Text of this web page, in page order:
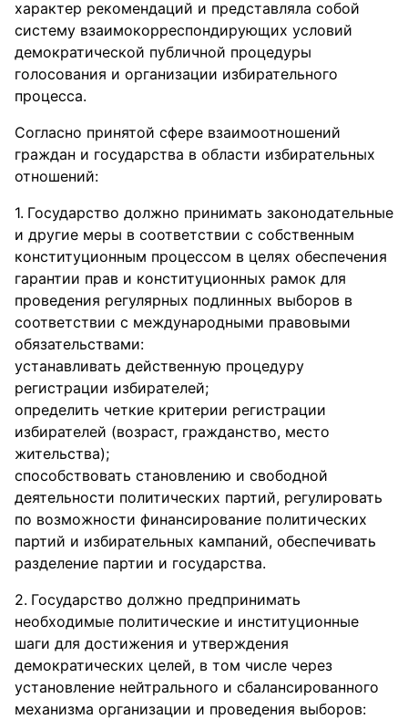
характер рекомендаций и представляла собой
систему взаимокорреспондирующих условий
демократической публичной процедуры
голосования и организации избирательного
процесса.
Согласно принятой сфере взаимоотношений
граждан и государства в области избирательных
отношений:
Государство должно принимать законодательные
и другие меры в соответствии с собственным
конституционным процессом в целях обеспечения
гарантии прав и конституционных рамок для
проведения регулярных подлинных выборов в
соответствии с международными правовыми
обязательствами:
устанавливать действенную процедуру
регистрации избирателей;
определить четкие критерии регистрации
избирателей (возраст, гражданство, место
жительства);
способствовать становлению и свободной
деятельности политических партий, регулировать
по возможности финансирование политических
партий и избирательных кампаний, обеспечивать
разделение партии и государства.
Государство должно предпринимать
необходимые политические и институционные
шаги для достижения и утверждения
демократических целей, в том числе через
установление нейтрального и сбалансированного
механизма организации и проведения выборов: